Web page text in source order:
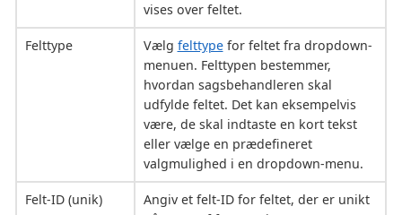
vises over feltet.
Felttype Vælg felttypefor feltet fra dropdown-
menuen. Felttypen bestemmer,
hvordan sagsbehandleren skal
udfylde feltet. Det kan eksempelvis
være, de skal indtaste en kort tekst
eller vælge en prædefineret
valgmulighed i en dropdown-menu.
Felt-ID (unik)
Angiv et felt-ID for feltet, der er unikt